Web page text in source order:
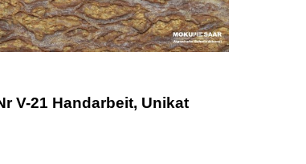
V-21 Handarbeit, Unikat